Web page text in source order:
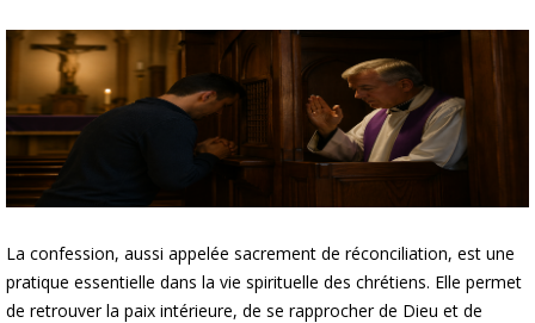
La confession, aussi appelée sacrement de réconciliation, est une
pratique essentielle dans la vie spirituelle des chrétiens. Elle permet
de retrouver la paix intérieure, de se rapprocher de Dieu et de